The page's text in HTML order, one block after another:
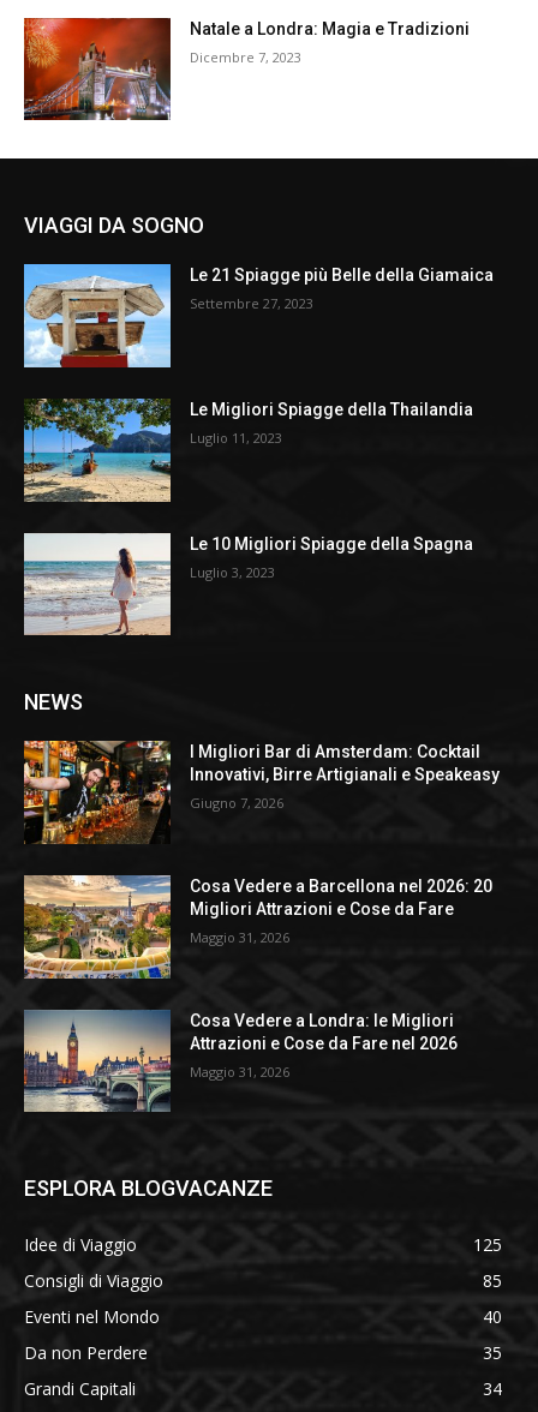
Natale a Londra: Magia e Tradizioni
Dicembre 7, 2023
VIAGGI DA SOGNO
Le 21 Spiagge più Belle della Giamaica
Settembre 27, 2023
Le Migliori Spiagge della Thailandia
Luglio 11, 2023
Le 10 Migliori Spiagge della Spagna
Luglio 3, 2023
NEWS
I Migliori Bar di Amsterdam: Cocktail
Innovativi, Birre Artigianali e Speakeasy
Giugno 7, 2026
Cosa Vedere a Barcellona nel 2026: 20
Migliori Attrazioni e Cose da Fare
Maggio 31, 2026
Cosa Vedere a Londra: le Migliori
Attrazioni e Cose da Fare nel 2026
Maggio 31, 2026
ESPLORA BLOGVACANZE
Idee di Viaggio
125
Consigli di Viaggio
85
Eventi nel Mondo
40
Da non Perdere
35
Grandi Capitali
34